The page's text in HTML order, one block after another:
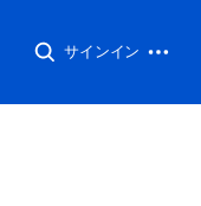
サインイン